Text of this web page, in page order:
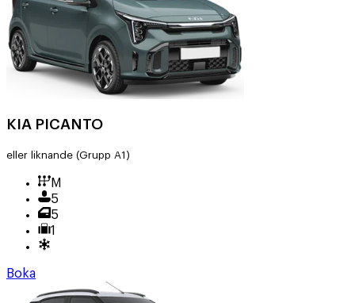
KIA PICANTO
eller liknande (Grupp A1)
M
5
5
1
Boka